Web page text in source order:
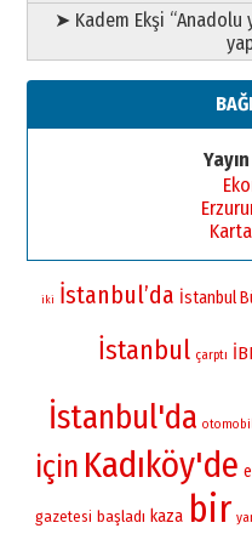
➤ Kadem Ekşi “Anadolu
iki İstanbul’da İstanbul
İstanbul çarptı
İstanbul'da
için Kadıköy'de
gazetesi başladı kaza bir